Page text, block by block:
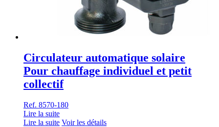
Circulateur automatique solaire
Pour chauffage individuel et petit
collectif
Ref. 8570-180
Lire la suite
Lire la suite Voir les détails